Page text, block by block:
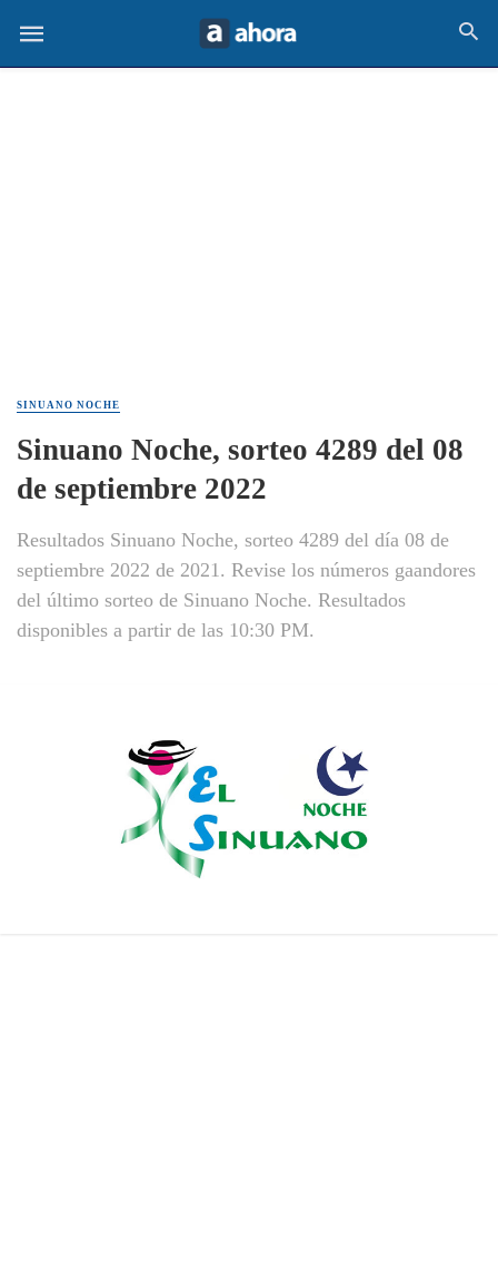
SINUANO NOCHE
Sinuano Noche, sorteo 4289 del 08
de septiembre 2022
Resultados Sinuano Noche, sorteo 4289 del día 08 de
septiembre 2022 de 2021. Revise los números gaandores
del último sorteo de Sinuano Noche. Resultados
disponibles a partir de las 10:30 PM.